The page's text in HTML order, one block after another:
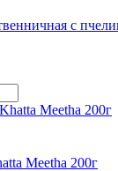
с
Meetha 200г